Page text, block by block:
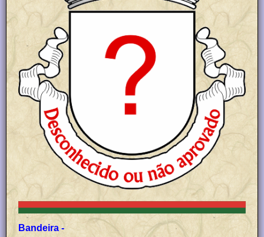
Bandeira -